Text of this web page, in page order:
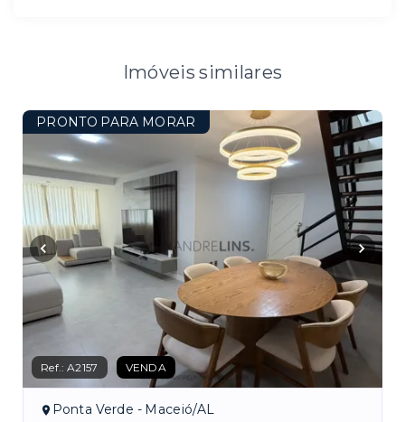
Imóveis similares
PRONTO PARA MORAR
Ref.:A2157 VENDA
Ponta Verde - Maceió/AL